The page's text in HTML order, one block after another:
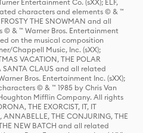
Entertainment Co. (sXX); ELF,
characters and elements © & ™
THE SNOWMAN and all
& ™ Warner Bros. Entertainment
on the musical composition
Chappell Music, Inc. (sXX);
VACATION, THE POLAR
SANTA CLAUS and all related
Bros. Entertainment Inc. (sXX);
© & ™ 1985 by Chris Van
Mifflin Company. All rights
THE EXORCIST, IT, IT
ANNABELLE, THE CONJURING, THE
NEW BATCH and all related